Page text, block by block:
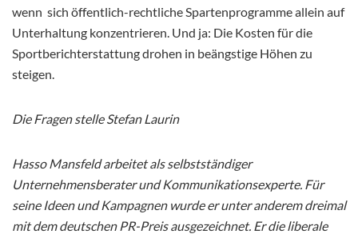
wenn sich öffentlich-rechtliche Spartenprogramme allein auf
Unterhaltung konzentrieren. Und ja: Die Kosten für die
Sportberichterstattung drohen in beängstige Höhen zu
steigen.
Die Fragen stelle Stefan Laurin
Hasso Mansfeld arbeitet als selbstständiger
Unternehmensberater und Kommunikationsexperte. Für
seine Ideen und Kampagnen wurde er unter anderem dreimal
mit dem deutschen PR-Preis ausgezeichnet. Er die liberale